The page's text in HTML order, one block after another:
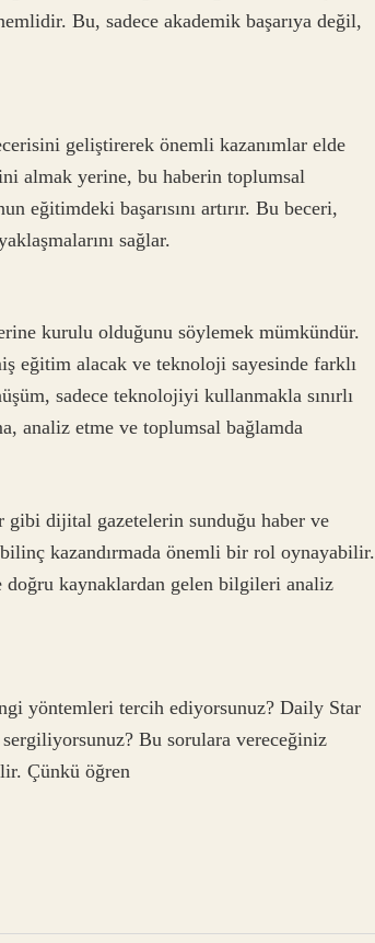
Bu, sadece akademik başarıya değil,
geliştirerek önemli kazanımlar elde
almak yerine, bu haberin toplumsal
eğitimdeki başarısını artırır. Bu beceri,
sağlar.
kurulu olduğunu söylemek mümkündür.
eğitim alacak ve teknoloji sayesinde farklı
sadece teknolojiyi kullanmakla sınırlı
analiz etme ve toplumsal bağlamda
dijital gazetelerin sunduğu haber ve
kazandırmada önemli bir rol oynayabilir.
kaynaklardan gelen bilgileri analiz
yöntemleri tercih ediyorsunuz? Daily Star
Bu sorulara vereceğiniz
Çünkü öğren